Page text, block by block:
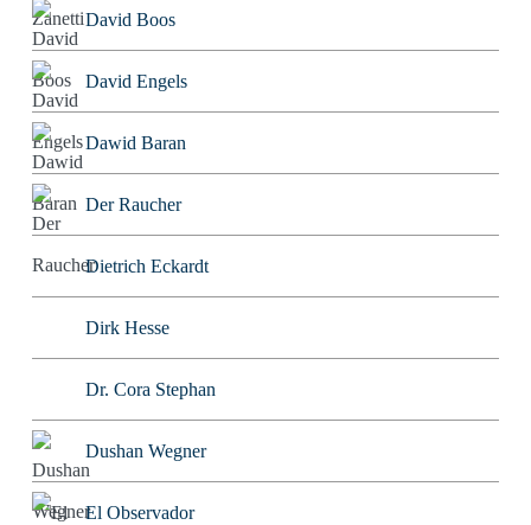
David Boos
David Engels
Dawid Baran
Der Raucher
Dietrich Eckardt
Dirk Hesse
Dr. Cora Stephan
Dushan Wegner
El Observador